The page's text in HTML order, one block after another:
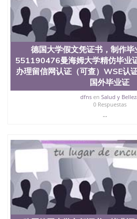
University）圣何塞州立大学（San
University）圣何塞州立大学（San
University）圣何塞州立大学（San
University）圣何塞州立大学（San
University）圣何塞州立大学学位
University）圣何塞州立大学学位
University）圣何塞州立大学结业
University）圣何塞州立大学结业
University）圣何塞州立大学结业
University）圣何塞州立大学学位
University）圣何塞州立大学学位
University）圣何塞州立大学学历证
State University）圣何塞州立大学
文凭学位qq微信551190476澳洲读
学学历 绩单购买学位证书/澳洲读
买澳洲大学毕业证成绩单假文凭学历
业找人做文凭学位qq微信
昆士兰大学学历成绩单购买学位证
士做文凭/购买澳洲大学毕业证成
理德国大学假文凭证书，制作毕业
德国大学假文凭证书，制作
551190476曼海姆大学精仿毕业
办理留信网认证（可查）WSE认
国外毕业证
dfnsen Salud y
0 Respuestas
...